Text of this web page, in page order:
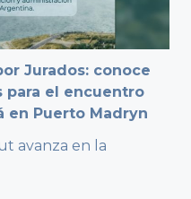
Jurados: conoce
para el encuentro
en Puerto Madryn
avanza en la